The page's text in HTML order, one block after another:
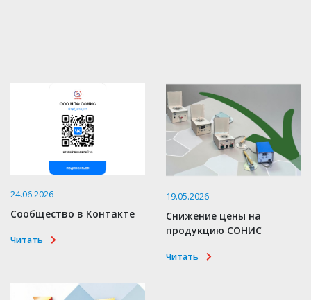
24.06.2026
Сообщество в Контакте
Читать
19.05.2026
Снижение цены на
продукцию СОНИС
Читать